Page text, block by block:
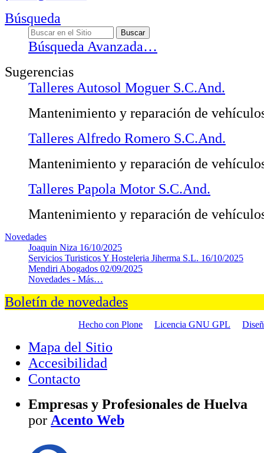
Búsqueda
Búsqueda Avanzada…
Sugerencias
Talleres Autosol Moguer S.C.And.
Mantenimiento y reparación de
Talleres Alfredo Romero S.C.And.
Mantenimiento y reparación de
Talleres Papola Motor S.C.And.
Mantenimiento y reparación de
Novedades
Joaquin Niza 16/10/2025
Servicios Turisticos Y Hosteleria Jiherma S.L. 16/10/2025
Mendiri Abogados 02/09/2025
Novedades - Más…
Boletín de novedades
Hecho con Plone Licencia GNU GPL
Mapa del Sitio
Accesibilidad
Contacto
Empresas y Profesionales de Huelva
por Acento Web